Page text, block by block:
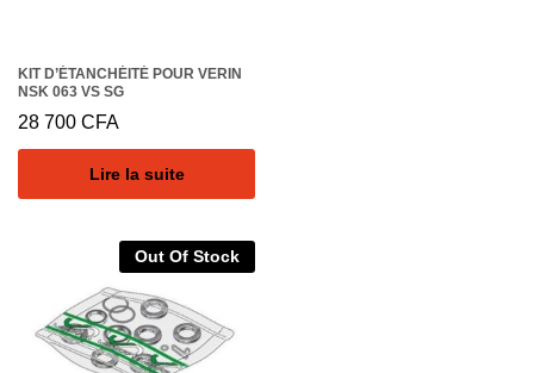
KIT D’ÉTANCHÉITÉ POUR VERIN
NSK 063 VS SG
28 700 CFA
Lire la suite
Out Of Stock